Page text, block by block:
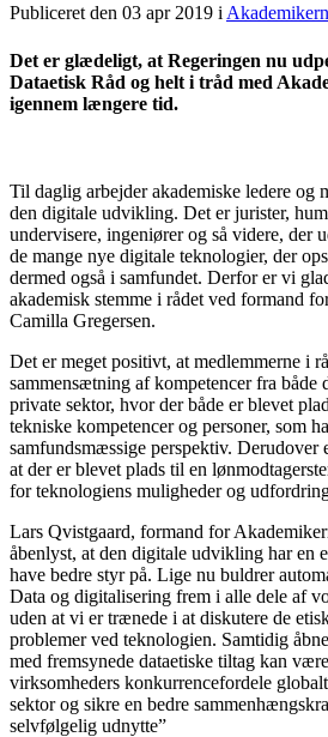
Publiceret den 03 apr 2019 i
Det er glædeligt, at Regeringen nu
Dataetisk Råd og helt i tråd med
igennem længere tid.
Til daglig arbejder akademiske ledere og
den digitale udvikling. Det er jurister,
undervisere, ingeniører og så videre, der
de mange nye digitale teknologier, der
dermed også i samfundet. Derfor er vi
akademisk stemme i rådet ved formand
Camilla Gregersen.
Det er meget positivt, at medlemmerne i
sammensætning af kompetencer fra både
private sektor, hvor der både er blevet
tekniske kompetencer og personer, som
samfundsmæssige perspektiv. Derudover
at der er blevet plads til en
for teknologiens muligheder og
Lars Qvistgaard, formand for
åbenlyst, at den digitale udvikling har en
have bedre styr på. Lige nu buldrer
Data og digitalisering frem i alle dele af
uden at vi er trænede i at diskutere de
problemer ved teknologien. Samtidig
med fremsynede dataetiske tiltag kan
virksomheders konkurrencefordele
sektor og sikre en bedre
selvfølgelig udnytte”